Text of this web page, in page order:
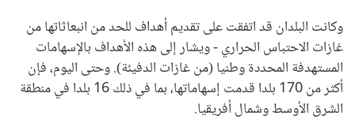
وكانت البلدان قد اتفقت على تقديم أهداف للحد من انبعاثاتها من
غازات الاحتباس الحراري - ويشار إلى هذه الأهداف بالإسهامات
المستهدفة المحددة وطنيا (من غازات الدفيئة). وحتى اليوم، فإن
أكثر من 170 بلدا قدمت إسهاماتها، بما في ذلك 16 بلدا في منطقة
الشرق الأوسط وشمال أفريقيا.